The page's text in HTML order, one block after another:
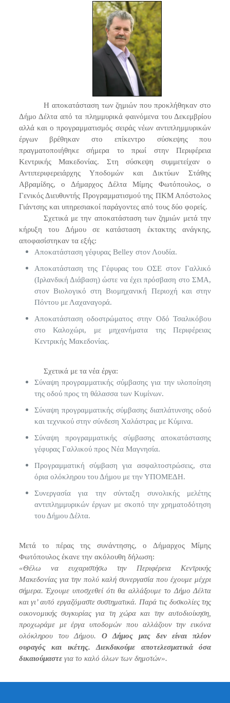
Η αποκατάσταση των ζημιών που προκλήθηκαν στο
Δήμο Δέλτα από τα πλημμυρικά φαινόμενα του Δεκεμβρίου
αλλά και ο προγραμματισμός σειράς νέων αντιπλημμυρικών
έργων βρέθηκαν στο επίκεντρο σύσκεψης που
πραγματοποιήθηκε σήμερα το πρωί στην Περιφέρεια
Κεντρικής Μακεδονίας. Στη σύσκεψη συμμετείχαν ο
Αντιπεριφερειάρχης Υποδομών και Δικτύων Στάθης
Αβραμίδης, ο Δήμαρχος Δέλτα Μίμης Φωτόπουλος, ο
Γενικός Διευθυντής Προγραμματισμού της ΠΚΜ Απόστολος
Γιάντσης και υπηρεσιακοί παράγοντες από τους δύο φορείς.
Σχετικά με την αποκατάσταση των ζημιών μετά την
κήρυξη του Δήμου σε κατάσταση έκτακτης ανάγκης,
αποφασίστηκαν τα εξής:
Αποκατάσταση γέφυρας Belley στον Λουδία.
Αποκατάσταση της Γέφυρας του ΟΣΕ στον Γαλλικό
(Ιρλανδική Διάβαση) ώστε να έχει πρόσβαση στο ΣΜΑ,
στον Βιολογικό στη Βιομηχανική Περιοχή και στην
Πόντου με Λαχαναγορά.
Αποκατάσταση οδοστρώματος στην Οδό Τσαλικόβου
στο Καλοχώρι, με μηχανήματα της Περιφέρειας
Κεντρικής Μακεδονίας.
Σχετικά με τα νέα έργα:
Σύναψη προγραμματικής σύμβασης για την υλοποίηση
της οδού προς τη θάλασσα των Κυμίνων.
Σύναψη προγραμματικής σύμβασης διαπλάτυνσης οδού
και τεχνικού στην σύνδεση Χαλάστρας με Κύμινα.
Σύναψη προγραμματικής σύμβασης αποκατάστασης
γέφυρας Γαλλικού προς Νέα Μαγνησία.
Προγραμματική σύμβαση για ασφαλτοστρώσεις, στα
όρια ολόκληρου του Δήμου με την ΥΠΟΜΕΔΗ.
Συνεργασία για την σύνταξη συνολικής μελέτης
αντιπλημμυρικών έργων με σκοπό την χρηματοδότηση
του Δήμου Δέλτα.
Μετά το πέρας της συνάντησης, ο Δήμαρχος Μίμης
Φωτόπουλος έκανε την ακόλουθη δήλωση:
«Θέλω να ευχαριστήσω την Περιφέρεια Κεντρικής
Μακεδονίας για την πολύ καλή συνεργασία που έχουμε μέχρι
σήμερα. Έχουμε υποσχεθεί ότι θα αλλάξουμε το Δήμο Δέλτα
και γι’ αυτό εργαζόμαστε συστηματικά. Παρά τις δυσκολίες της
οικονομικής συγκυρίας για τη χώρα και την αυτοδιοίκηση,
προχωράμε με έργα υποδομών που αλλάζουν την εικόνα
ολόκληρου του Δήμου.Ο Δήμος μας δεν είναι πλέον
ουραγός και ικέτης. Διεκδικούμε αποτελεσματικά όσα
δικαιούμαστεγια το καλό όλων των δημοτών».